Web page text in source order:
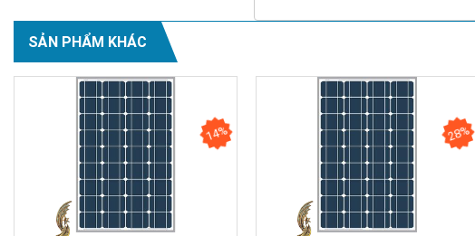
SẢN PHẨM KHÁC
14% 28%